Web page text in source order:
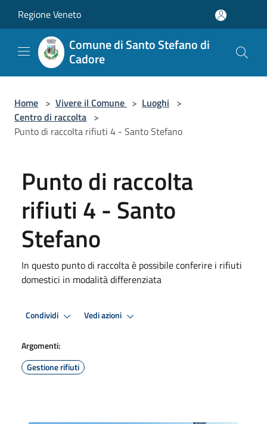
Regione Veneto
Comune di Santo Stefano di
Cadore
Home > Vivere il Comune > Luoghi >
Centro di raccolta >
Punto di raccolta rifiuti 4 - Santo Stefano
Punto di raccolta
rifiuti 4 - Santo
Stefano
In questo punto di raccolta è possibile conferire i rifiuti
domestici in modalità differenziata
Condividi Vedi azioni
Argomenti:
Gestione rifiuti